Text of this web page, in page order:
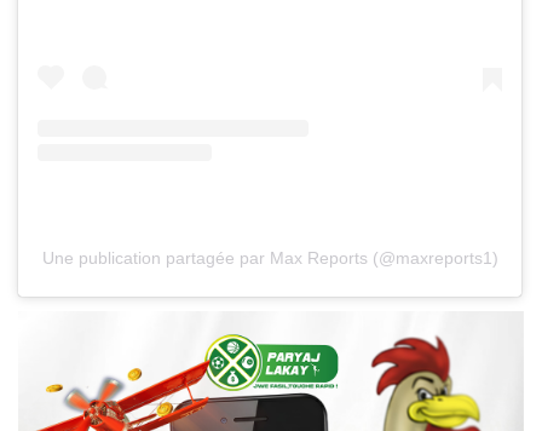
Une publication partagée par Max Reports (@maxreports1)